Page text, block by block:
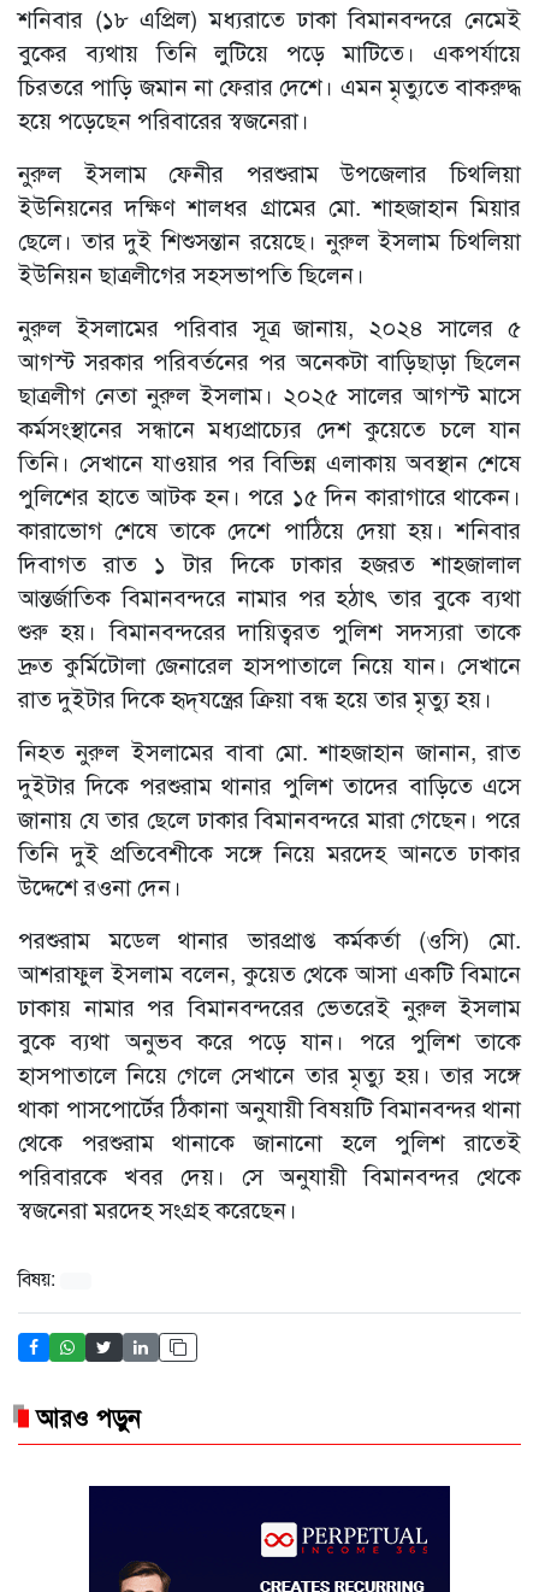
শনিবার (১৮ এপ্রিল) মধ্যরাতে ঢাকা বিমানবন্দরে নেমেই
বুকের ব্যথায় তিনি লুটিয়ে পড়ে মাটিতে। একপর্যায়ে
চিরতরে পাড়ি জমান না ফেরার দেশে। এমন মৃত্যুতে বাকরুদ্ধ
হয়ে পড়েছেন পরিবারের স্বজনেরা।
নুরুল ইসলাম ফেনীর পরশুরাম উপজেলার চিথলিয়া
ইউনিয়নের দক্ষিণ শালধর গ্রামের মো. শাহজাহান মিয়ার
ছেলে। তার দুই শিশুসন্তান রয়েছে। নুরুল ইসলাম চিথলিয়া
ইউনিয়ন ছাত্রলীগের সহসভাপতি ছিলেন।
নুরুল ইসলামের পরিবার সূত্র জানায়, ২০২৪ সালের ৫
আগস্ট সরকার পরিবর্তনের পর অনেকটা বাড়িছাড়া ছিলেন
ছাত্রলীগ নেতা নুরুল ইসলাম। ২০২৫ সালের আগস্ট মাসে
কর্মসংস্থানের সন্ধানে মধ্যপ্রাচ্যের দেশ কুয়েতে চলে যান
তিনি। সেখানে যাওয়ার পর বিভিন্ন এলাকায় অবস্থান শেষে
পুলিশের হাতে আটক হন। পরে ১৫ দিন কারাগারে থাকেন।
কারাভোগ শেষে তাকে দেশে পাঠিয়ে দেয়া হয়। শনিবার
দিবাগত রাত ১ টার দিকে ঢাকার হজরত শাহজালাল
আন্তর্জাতিক বিমানবন্দরে নামার পর হঠাৎ তার বুকে ব্যথা
শুরু হয়। বিমানবন্দরের দায়িত্বরত পুলিশ সদস্যরা তাকে
দ্রুত কুর্মিটোলা জেনারেল হাসপাতালে নিয়ে যান। সেখানে
রাত দুইটার দিকে হৃদ্‌যন্ত্রের ক্রিয়া বন্ধ হয়ে তার মৃত্যু হয়।
নিহত নুরুল ইসলামের বাবা মো. শাহজাহান জানান, রাত
দুইটার দিকে পরশুরাম থানার পুলিশ তাদের বাড়িতে এসে
জানায় যে তার ছেলে ঢাকার বিমানবন্দরে মারা গেছেন। পরে
তিনি দুই প্রতিবেশীকে সঙ্গে নিয়ে মরদেহ আনতে ঢাকার
উদ্দেশে রওনা দেন।
পরশুরাম মডেল থানার ভারপ্রাপ্ত কর্মকর্তা (ওসি) মো.
আশরাফুল ইসলাম বলেন, কুয়েত থেকে আসা একটি বিমানে
ঢাকায় নামার পর বিমানবন্দরের ভেতরেই নুরুল ইসলাম
বুকে ব্যথা অনুভব করে পড়ে যান। পরে পুলিশ তাকে
হাসপাতালে নিয়ে গেলে সেখানে তার মৃত্যু হয়। তার সঙ্গে
থাকা পাসপোর্টের ঠিকানা অনুযায়ী বিষয়টি বিমানবন্দর থানা
থেকে পরশুরাম থানাকে জানানো হলে পুলিশ রাতেই
পরিবারকে খবর দেয়। সে অনুযায়ী বিমানবন্দর থেকে
স্বজনেরা মরদেহ সংগ্রহ করেছেন।
বিষয়:
আরও পড়ুন